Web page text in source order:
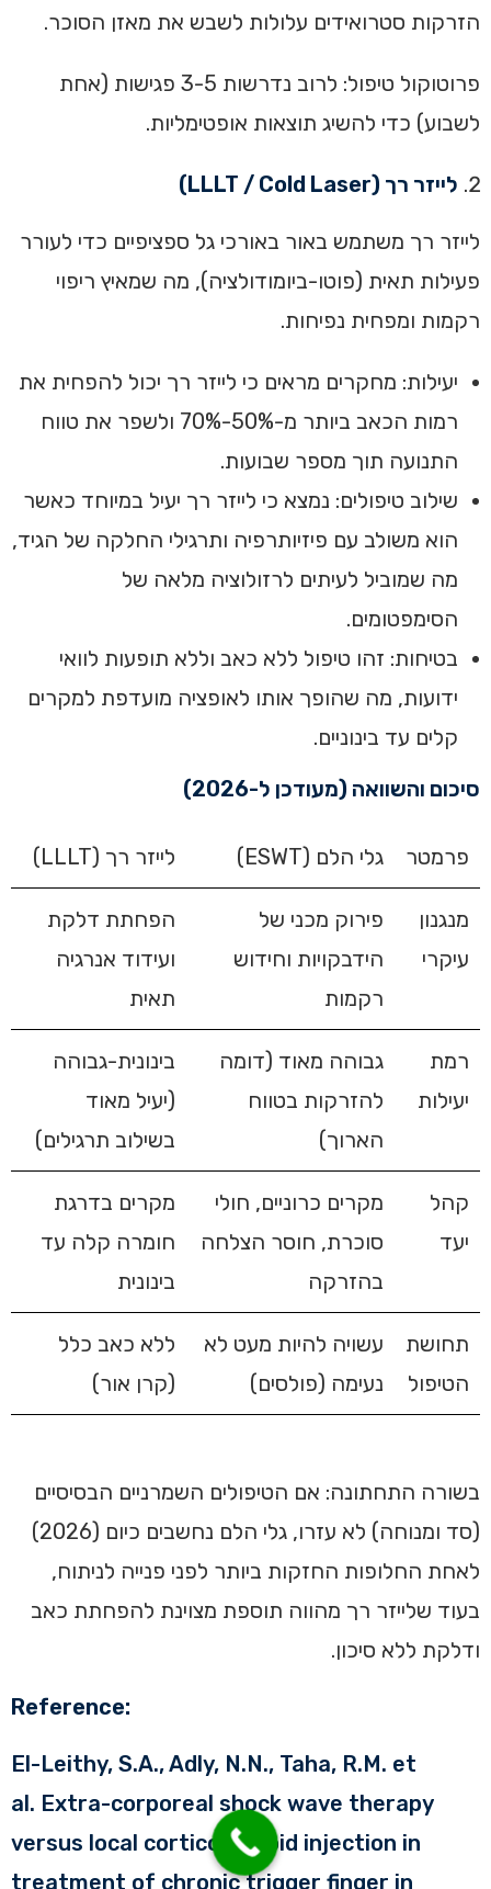
הזרקות סטרואידים עלולות לשבש את מאזן הסוכר.
פרוטוקול טיפול: לרוב נדרשות 3-5 פגישות (אחת
לשבוע) כדי להשיג תוצאות אופטימליות.
לייזר רך (LLLT / Cold Laser)
לייזר רך משתמש באור באורכי גל ספציפיים כדי לעורר
פעילות תאית (פוטו-ביומודולציה), מה שמאיץ ריפוי
רקמות ומפחית נפיחות.
יעילות: מחקרים מראים כי לייזר רך יכול להפחית את
רמות הכאב ביותר מ-50%-70% ולשפר את טווח
התנועה תוך מספר שבועות.
שילוב טיפולים: נמצא כי לייזר רך יעיל במיוחד כאשר
הוא משולב עם פיזיותרפיה ותרגילי החלקה של הגיד,
מה שמוביל לעיתים לרזולוציה מלאה של
הסימפטומים.
בטיחות: זהו טיפול ללא כאב וללא תופעות לוואי
ידועות, מה שהופך אותו לאופציה מועדפת למקרים
קלים עד בינוניים.
סיכום והשוואה (מעודכן ל-2026)
פרמטר גלי הלם (ESWT) לייזר רך (LLLT)
מנגנון
עיקרי
פירוק מכני של
הידבקויות וחידוש
רקמות
הפחתת דלקת
ועידוד אנרגיה
תאית
רמת
יעילות
גבוהה מאוד (דומה
להזרקות בטווח
הארוך)
בינונית-גבוהה
(יעיל מאוד
בשילוב תרגילים)
קהל
יעד
מקרים כרוניים, חולי
סוכרת, חוסר הצלחה
בהזרקה
מקרים בדרגת
חומרה קלה עד
בינונית
תחושת
הטיפול
עשויה להיות מעט לא
נעימה (פולסים)
ללא כאב כלל
(קרן אור)
בשורה התחתונה: אם הטיפולים השמרניים הבסיסיים
(סד ומנוחה) לא עזרו, גלי הלם נחשבים כיום (2026)
לאחת החלופות החזקות ביותר לפני פנייה לניתוח,
בעוד שלייזר רך מהווה תוספת מצוינת להפחתת כאב
ודלקת ללא סיכון.
Reference:
El-Leithy, S.A., Adly, N.N., Taha, R.M. et
al. Extra-corporeal shock wave therapy
versus local corticosteroid injection in
treatment of chronic trigger finger in